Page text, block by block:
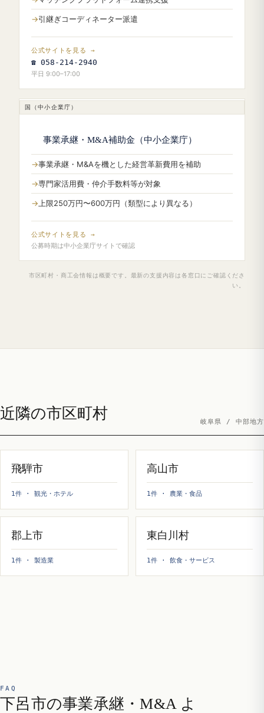
引継ぎコーディネーター派遣
公式サイトを見る →
☎ 058-214-2940
平日 9:00–17:00
国（中小企業庁）
事業承継・M&A補助金（中小企業庁）
事業承継・M&Aを機とした経営革新費用を補助
専門家活用費・仲介手数料等が対象
上限250万円〜600万円（類型により異なる）
公式サイトを見る →
公募時期は中小企業庁サイトで確認
市区町村・商工会情報は概要です。最新の支援内容は各窓口にご確認くださ
い。
近隣の市区町村 岐阜県 / 中部地方
飛騨市
1件 · 観光・ホテル
高山市
1件 · 農業・食品
郡上市
1件 · 製造業
東白川村
1件 · 飲食・サービス
FAQ
下呂市の事業承継・M&A よ